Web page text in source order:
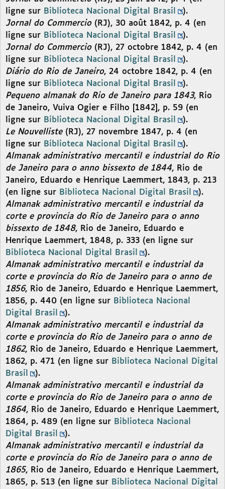
ligne sur Biblioteca Nacional Digital Brasil
).
Jornal do Commercio(RJ), 30 août 1842, p. 4 (en
ligne sur Biblioteca Nacional Digital Brasil
).
Jornal do Commercio(RJ), 27 octobre 1842, p. 4 (en
ligne sur Biblioteca Nacional Digital Brasil
).
Diário do Rio de Janeiro, 24 octobre 1842, p. 4 (en
ligne sur Biblioteca Nacional Digital Brasil
).
Pequeno almanak do Rio de Janeiro para 1843, Rio
de Janeiro, Vuiva Ogier e Filho [1842], p. 59 (en
ligne sur Biblioteca Nacional Digital Brasil
).
Le Nouvelliste(RJ), 27 novembre 1847, p. 4 (en
ligne sur Biblioteca Nacional Digital Brasil
).
Almanak administrativo mercantil e industrial do Rio
de Janeiro para o anno bissexto de 1844, Rio de
Janeiro, Eduardo e Henrique Laemmert, 1843, p. 213
(en ligne sur Biblioteca Nacional Digital Brasil
).
Almanak administrativo mercantil e industrial da
corte e provincia do Rio de Janeiro para o anno
bissexto de 1848, Rio de Janeiro, Eduardo e
Henrique Laemmert, 1848, p. 333 (en ligne sur
Biblioteca Nacional Digital Brasil
).
Almanak administrativo mercantil e industrial da
corte e provincia do Rio de Janeiro para o anno de
1856, Rio de Janeiro, Eduardo e Henrique Laemmert,
1856, p. 440 (en ligne sur Biblioteca Nacional
Digital Brasil
).
Almanak administrativo mercantil e industrial da
corte e provincia do Rio de Janeiro para o anno de
1862, Rio de Janeiro, Eduardo e Henrique Laemmert,
1862, p. 471 (en ligne sur Biblioteca Nacional Digital
Brasil
).
Almanak administrativo mercantil e industrial da
corte e provincia do Rio de Janeiro para o anno de
1864, Rio de Janeiro, Eduardo e Henrique Laemmert,
1864, p. 489 (en ligne sur Biblioteca Nacional
Digital Brasil
).
Almanak administrativo mercantil e industrial da
corte e provincia do Rio de Janeiro para o anno de
1865, Rio de Janeiro, Eduardo e Henrique Laemmert,
1865, p. 513 (en ligne sur Biblioteca Nacional Digital